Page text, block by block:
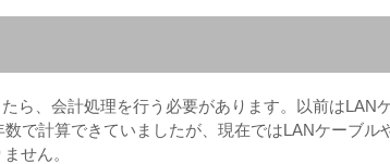
ら、会計処理を行う必要があります。以前はLAN
で計算できていましたが、現在ではLANケーブル
せん。